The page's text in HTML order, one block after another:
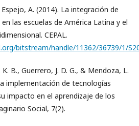
A. (2014). La integración de
las escuelas de América Latina y el
CEPAL.
bitstream/handle/11362/36739/1/
K. B., Guerrero, J. D. G., & Mendoza, L.
implementación de tecnologías
impacto en el aprendizaje de los
Social, 7(2).